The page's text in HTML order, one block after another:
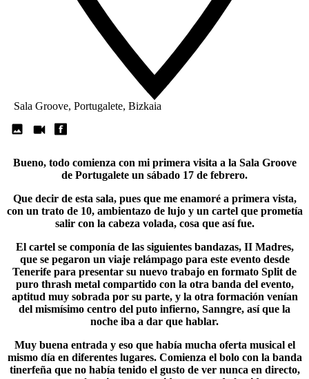
Sala Groove, Portugalete, Bizkaia
Bueno, todo comienza con mi primera visita a la Sala Groove
de Portugalete un sábado 17 de febrero.
Que decir de esta sala, pues que me enamoré a primera vista,
con un trato de 10, ambientazo de lujo y un cartel que prometía
salir con la cabeza volada, cosa que así fue.
El cartel se componía de las siguientes bandazas, II Madres,
que se pegaron un viaje relámpago para este evento desde
Tenerife para presentar su nuevo trabajo en formato Split de
puro thrash metal compartido con la otra banda del evento,
aptitud muy sobrada por su parte, y la otra formación venían
del mismísimo centro del puto infierno, Sanngre, así que la
noche iba a dar que hablar.
Muy buena entrada y eso que había mucha oferta musical el
mismo día en diferentes lugares. Comienza el bolo con la banda
tinerfeña que no había tenido el gusto de ver nunca en directo,